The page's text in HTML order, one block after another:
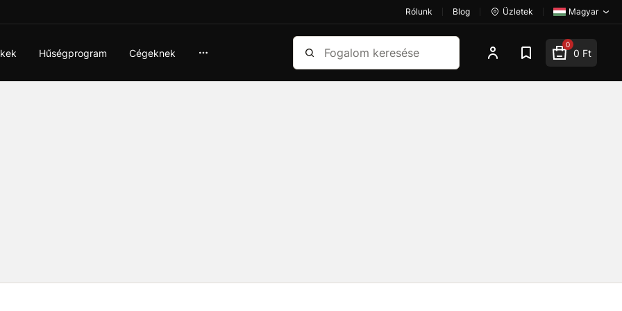
Rólunk Blog Üzletek Magyar
Hűségprogram Cégeknek
Keresés 0
0 Ft